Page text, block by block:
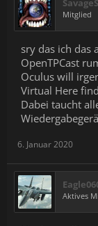
Mitglied
sry das ich das
OpenTPCast
Oculus will
Virtual Here
Dabei taucht
6. Januar 2020
Aktives